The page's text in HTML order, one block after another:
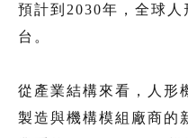
預計到2030年，全球
台。
從產業結構來看，人形
製造與機構模組廠商的